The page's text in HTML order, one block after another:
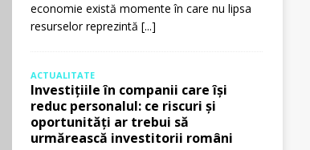
economie există momente în care nu lipsa
resurselor reprezintă [...]
ACTUALITATE
Investițiile în companii care își
reduc personalul: ce riscuri și
oportunități ar trebui să
urmărească investitorii români